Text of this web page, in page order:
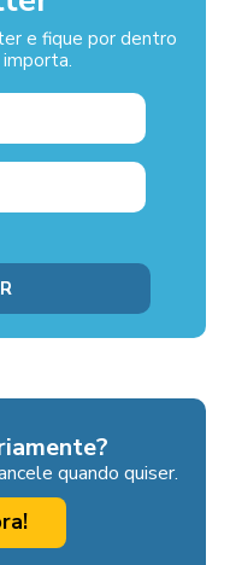
e fique por dentro
quando quiser.